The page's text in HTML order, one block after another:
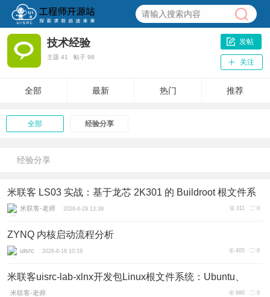
技术经验
主题 41 帖子 98
发帖
关注
全部 最新 热门 推荐
全部 经验分享
经验分享
米联客 LS03 实战：基于龙芯 2K301 的 Buildroot 根文件系
统构建与 U 盘启动全流程
米联客-老师 2026-6-29 13:38 0
311
ZYNQ 内核启动流程分析
uisrc 2026-6-16 10:19 0
405
米联客uisrc-lab-xlnx开发包Linux根文件系统：Ubuntu、
Debian、Buildroot如何切换？
米联客-老师
0
980